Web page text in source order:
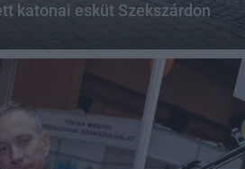
katonai esküt Szekszárdon